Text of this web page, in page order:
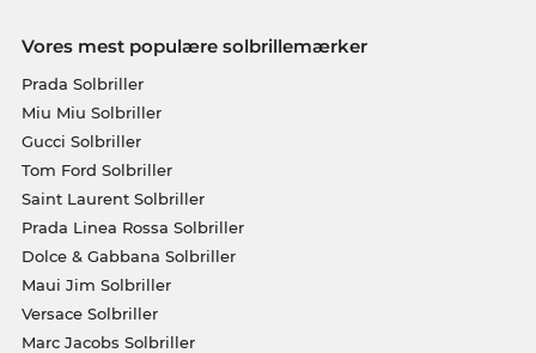
Vores mest populære solbrillemærker
Prada Solbriller
Miu Miu Solbriller
Gucci Solbriller
Tom Ford Solbriller
Saint Laurent Solbriller
Prada Linea Rossa Solbriller
Dolce & Gabbana Solbriller
Maui Jim Solbriller
Versace Solbriller
Marc Jacobs Solbriller